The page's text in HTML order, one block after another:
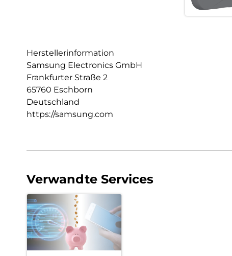
Herstellerinformation
Samsung Electronics GmbH
Frankfurter Straße 2
65760 Eschborn
Deutschland
https://samsung.com
Verwandte Services